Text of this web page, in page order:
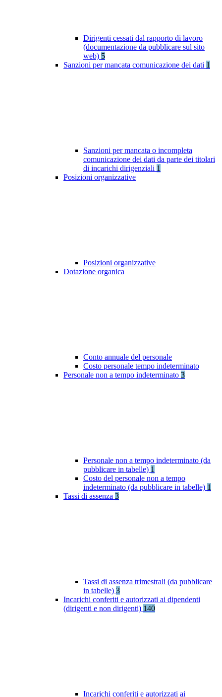
Dirigenti cessati dal rapporto di lavoro
(documentazione da pubblicare sul sito
web) 5
Sanzioni per mancata comunicazione dei dati 1
Sanzioni per mancata o incompleta
comunicazione dei dati da parte dei titolari
di incarichi dirigenziali 1
Posizioni organizzative
Posizioni organizzative
Dotazione organica
Conto annuale del personale
Costo personale tempo indeterminato
Personale non a tempo indeterminato 3
Personale non a tempo indeterminato (da
pubblicare in tabelle) 1
Costo del personale non a tempo
indeterminato (da pubblicare in tabelle) 1
Tassi di assenza 3
Tassi di assenza trimestrali (da pubblicare
in tabelle) 3
Incarichi conferiti e autorizzati ai dipendenti
(dirigenti e non dirigenti) 140
Incarichi conferiti e autorizzati ai